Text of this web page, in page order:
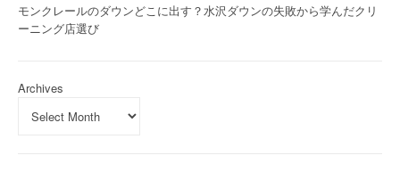
モンクレールのダウンどこに出す？水沢ダウンの失敗から学んだクリ
ーニング店選び
Archives